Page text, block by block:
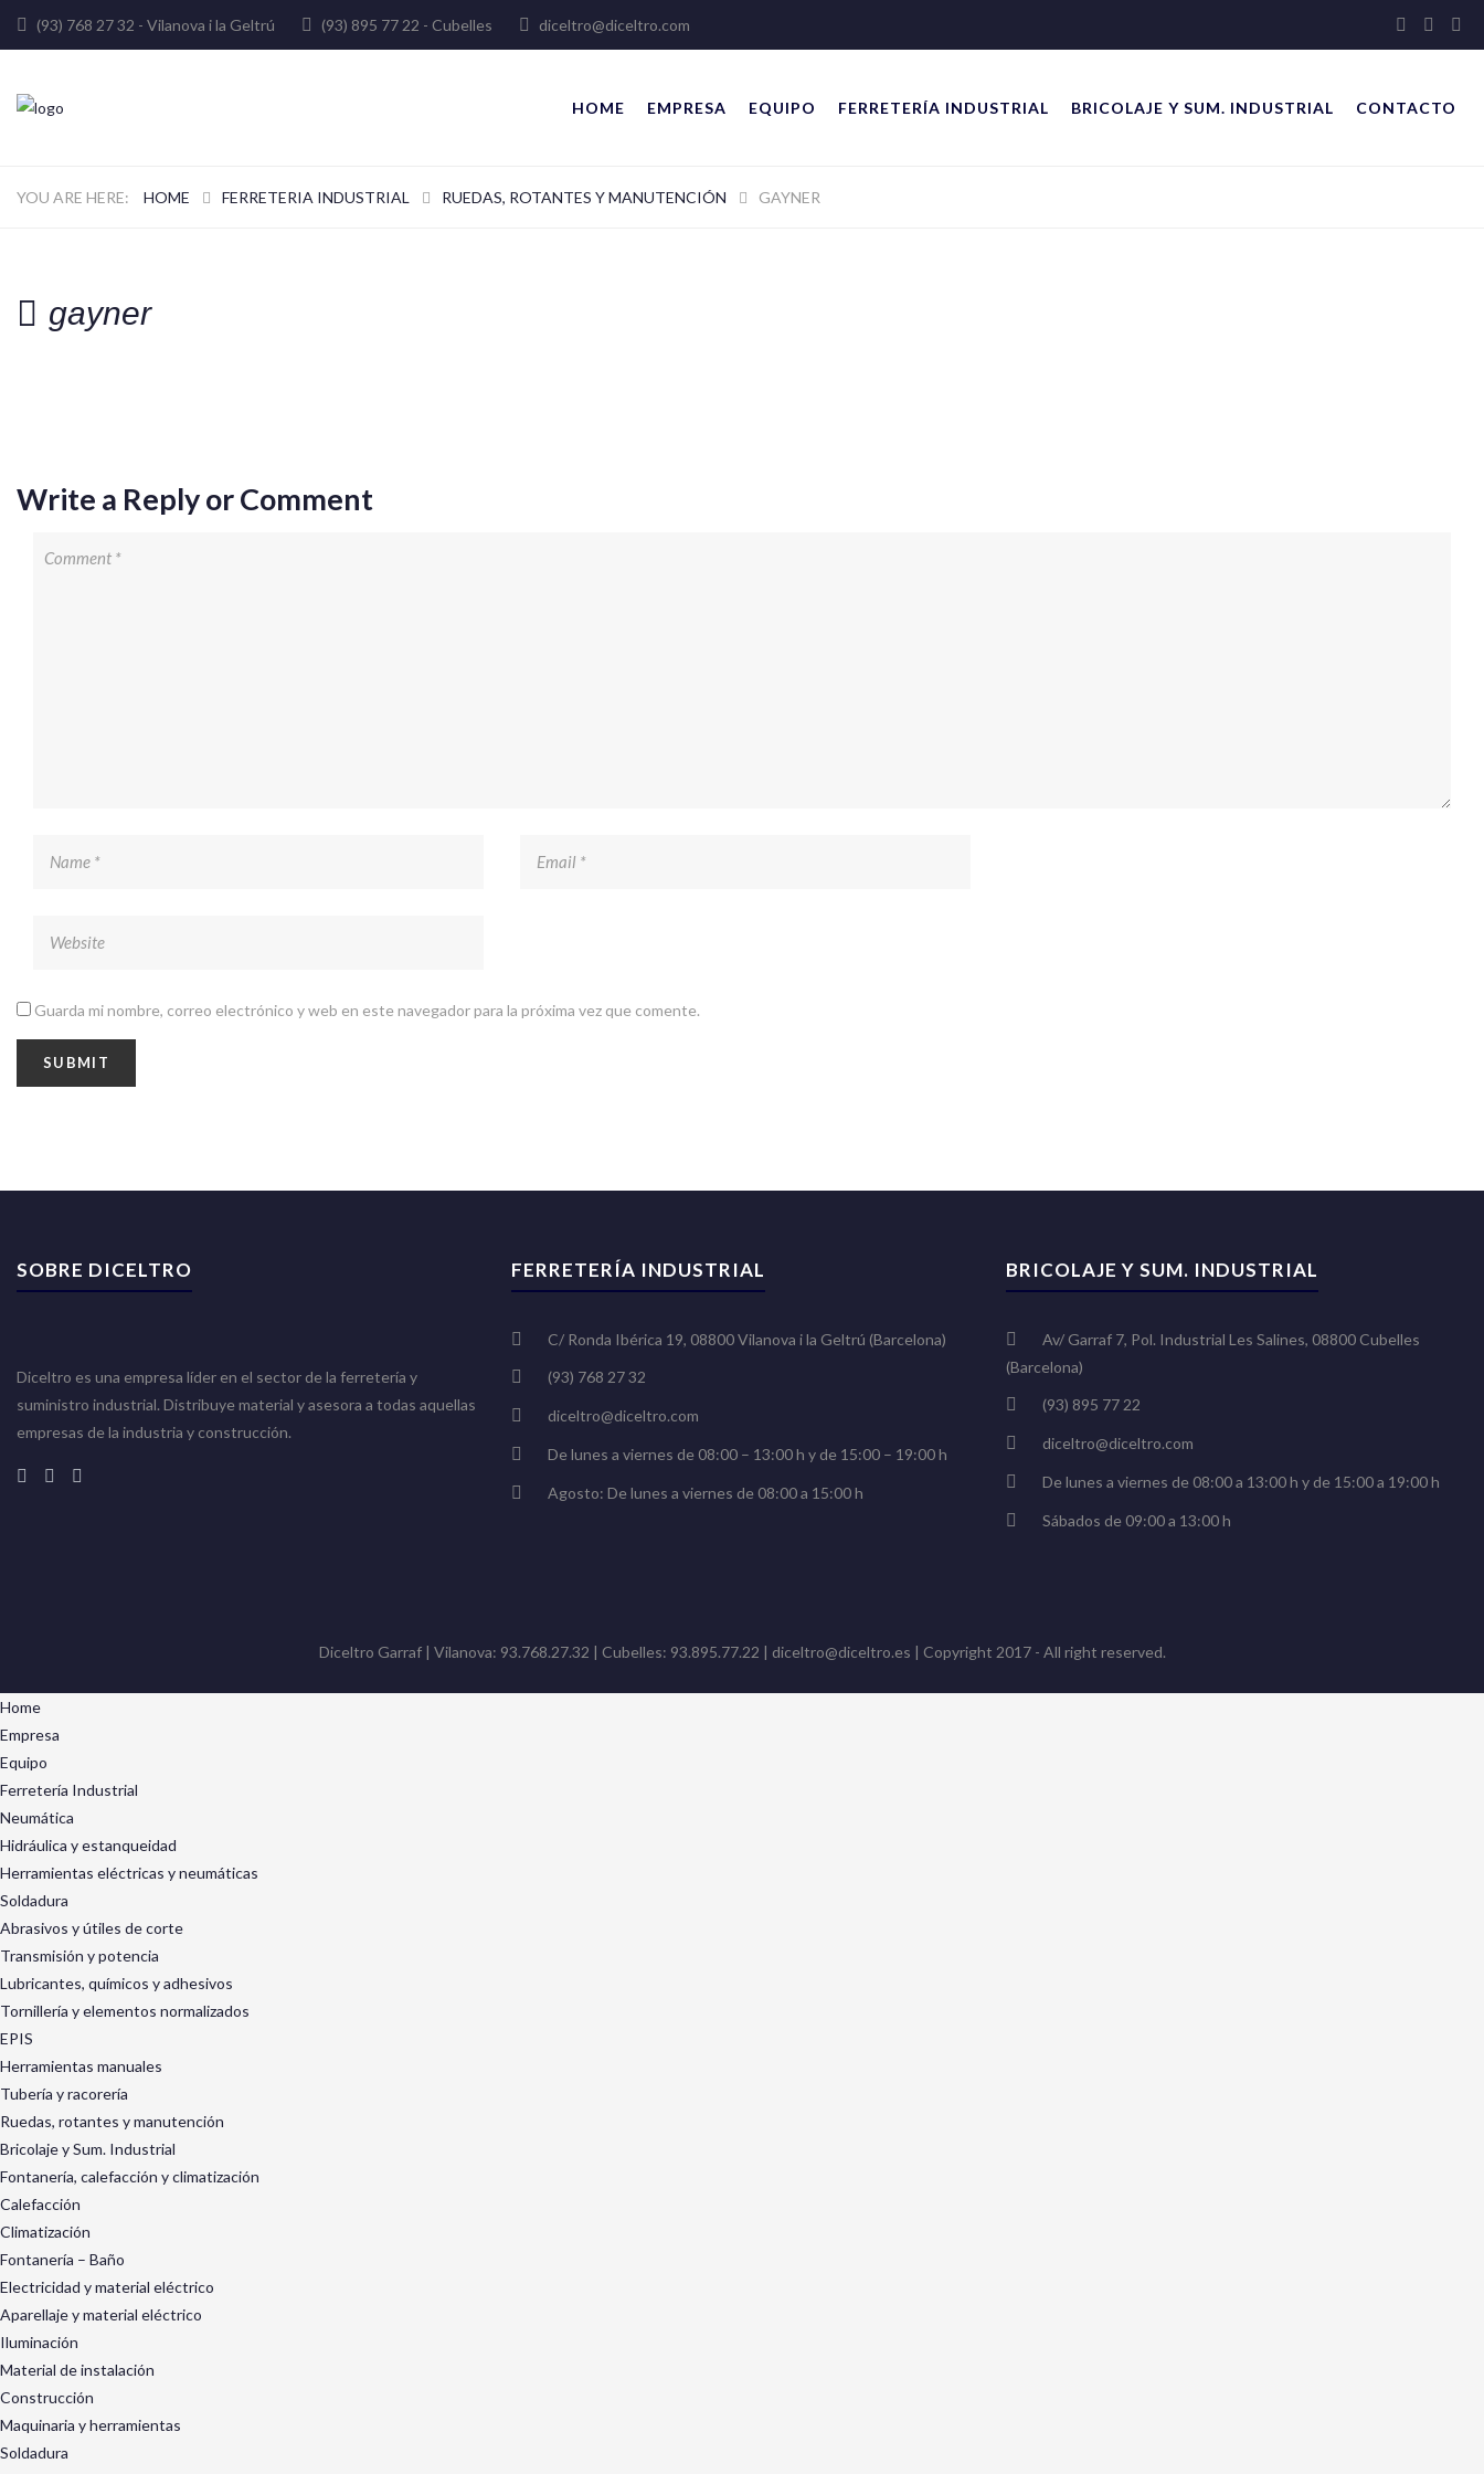
(93) 768 27 32 - Vilanova i la Geltrú (93) 895 77 22 - Cubelles diceltro@diceltro.com
HOME EMPRESA EQUIPO FERRETERÍA INDUSTRIAL BRICOLAJE Y SUM. INDUSTRIAL CONTACTO
HOME FERRETERIA INDUSTRIAL RUEDAS, ROTANTES Y MANUTENCIÓN GAYNER
gayner
Write a Reply or Comment
Guarda mi nombre, correo electrónico y web en este navegador para la próxima vez que comente.
SOBRE DICELTRO
Diceltro es una empresa líder en el sector de la ferretería y
suministro industrial. Distribuye material y asesora a todas aquellas
empresas de la industria y construcción.
FERRETERÍA INDUSTRIAL
C/ Ronda Ibérica 19, 08800 Vilanova i la Geltrú (Barcelona)
(93) 768 27 32
diceltro@diceltro.com
De lunes a viernes de 08:00 – 13:00 h y de 15:00 – 19:00 h
Agosto: De lunes a viernes de 08:00 a 15:00 h
BRICOLAJE Y SUM. INDUSTRIAL
Av/ Garraf 7, Pol. Industrial Les Salines, 08800 Cubelles
(Barcelona)
(93) 895 77 22
diceltro@diceltro.com
De lunes a viernes de 08:00 a 13:00 h y de 15:00 a 19:00 h
Sábados de 09:00 a 13:00 h
Diceltro Garraf | Vilanova: 93.768.27.32 | Cubelles: 93.895.77.22 | diceltro@diceltro.es | Copyright 2017 - All right reserved.
Home
Empresa
Equipo
Ferretería Industrial
Neumática
Hidráulica y estanqueidad
Herramientas eléctricas y neumáticas
Soldadura
Abrasivos y útiles de corte
Transmisión y potencia
Lubricantes, químicos y adhesivos
Tornillería y elementos normalizados
EPIS
Herramientas manuales
Tubería y racorería
Ruedas, rotantes y manutención
Bricolaje y Sum. Industrial
Fontanería, calefacción y climatización
Calefacción
Climatización
Fontanería – Baño
Electricidad y material eléctrico
Aparellaje y material eléctrico
Iluminación
Material de instalación
Construcción
Maquinaria y herramientas
Soldadura